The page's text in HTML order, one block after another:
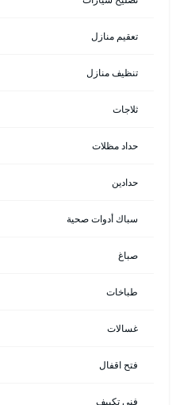
تعقيم منازل
تنظيف منازل
ثلاجات
حداد مظلات
حدادين
سباك أدوات صحية
صباغ
طباخات
غسالات
فتح اقفال
فني تكييف